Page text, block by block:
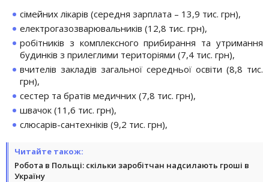
сімейних лікарів (середня зарплата – 13,9 тис. грн),
електрогазозварювальників (12,8 тис. грн),
робітників з комплексного прибирання та утримання
будинків з прилеглими територіями (7,4 тис. грн),
вчителів закладів загальної середньої освіти (8,8 тис.
грн),
сестер та братів медичних (7,8 тис. грн),
швачок (11,6 тис. грн),
слюсарів-сантехніків (9,2 тис. грн),
Читайте також:
Робота в Польщі: скільки заробітчан надсилають гроші в
Україну